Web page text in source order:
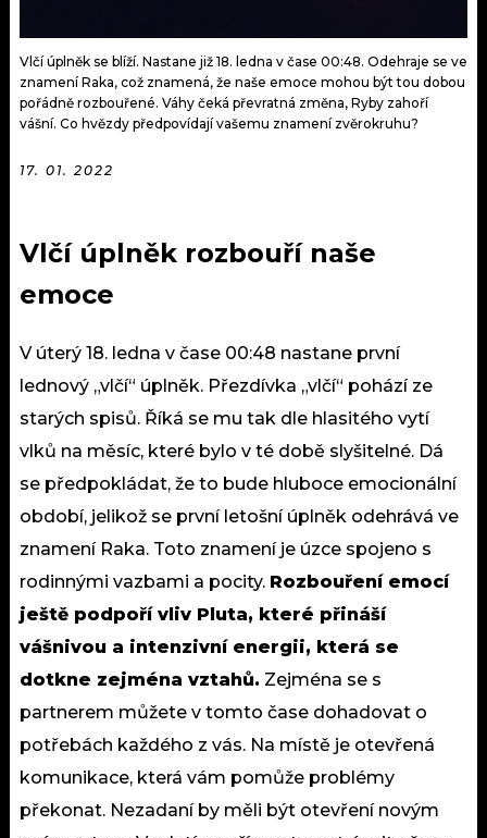
Vlčí úplněk se blíží. Nastane již 18. ledna v čase 00:48. Odehraje se ve
znamení Raka, což znamená, že naše emoce mohou být tou dobou
pořádně rozbouřené. Váhy čeká převratná změna, Ryby zahoří
vášní. Co hvězdy předpovídají vašemu znamení zvěrokruhu?
17. 01. 2022
Vlčí úplněk rozbouří naše
emoce
V úterý 18. ledna v čase 00:48 nastane první
lednový „vlčí“ úplněk. Přezdívka „vlčí“ pohází ze
starých spisů. Říká se mu tak dle hlasitého vytí
vlků na měsíc, které bylo v té době slyšitelné. Dá
se předpokládat, že to bude hluboce emocionální
období, jelikož se první letošní úplněk odehrává ve
znamení Raka. Toto znamení je úzce spojeno s
rodinnými vazbami a pocity. Rozbouření emocí
ještě podpoří vliv Pluta, které přináší
vášnivou a intenzivní energii, která se
dotkne zejména vztahů. Zejména se s
partnerem můžete v tomto čase dohadovat o
potřebách každého z vás. Na místě je otevřená
komunikace, která vám pomůže problémy
překonat. Nezadaní by měli být otevření novým